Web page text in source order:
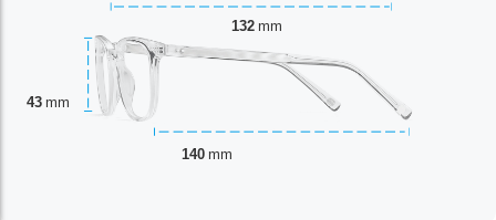
43 mm
132 mm
140 mm